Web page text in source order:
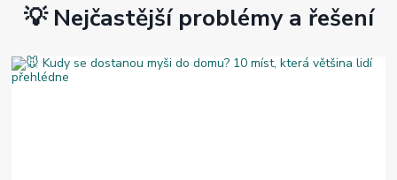
💡 Nejčastější problémy a řešení